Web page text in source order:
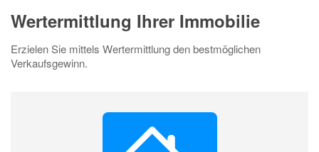
Wertermittlung Ihrer Immobilie
Erzielen Sie mittels Wertermittlung den bestmöglichen
Verkaufsgewinn.